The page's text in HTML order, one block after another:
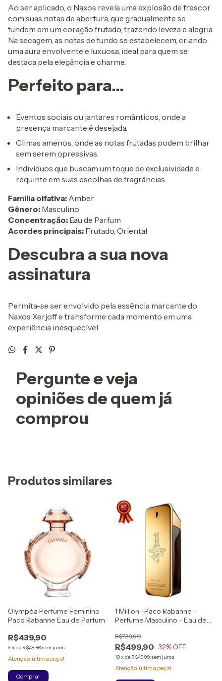
Ao ser aplicado, o Naxos revela uma explosão de frescor
com suas notas de abertura, que gradualmente se
fundem em um coração frutado, trazendo leveza e alegria.
Na secagem, as notas de fundo se estabelecem, criando
uma aura envolvente e luxuosa, ideal para quem se
destaca pela elegância e charme.
Perfeito para...
Eventos sociais ou jantares românticos, onde a
presença marcante é desejada.
Climas amenos, onde as notas frutadas podem brilhar
sem serem opressivas.
Indivíduos que buscam um toque de exclusividade e
requinte em suas escolhas de fragrâncias.
Família olfativa: Amber
Gênero: Masculino
Concentração: Eau de Parfum
Acordes principais: Frutado, Oriental
Descubra a sua nova
assinatura
Permita-se ser envolvido pela essência marcante do
Naxos Xerjoff e transforme cada momento em uma
experiência inesquecível.
Pergunte e veja
opiniões de quem já
comprou
Produtos similares
Olympéa Perfume Feminino
Paco Rabanne Eau de Parfum
R$439,90
9 x de R$48,88 sem juros
Atenção, última peça!
Comprar
1 Million -Paco Rabanne -
Perfume Masculino - Eau de
R$499,90
R$729,90
32% OFF
10x de R$49,99 sem juros
Atenção, última peça!